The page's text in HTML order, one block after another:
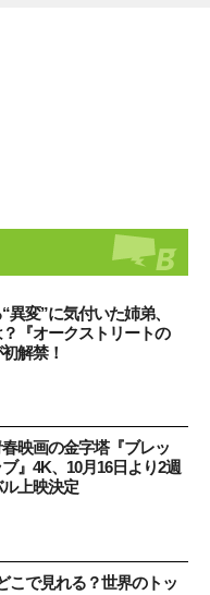
変”に気付いた姉弟、
『オークストリートの
解禁！
映画の金字塔『ブレッ
』4K、10月16日より2週
上映決定
こで見れる？世界のトッ